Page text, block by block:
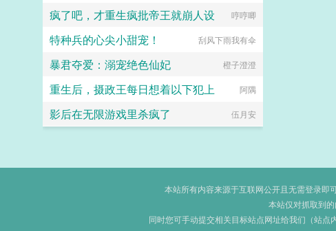
疯了吧，才重生疯批帝王就崩人设 哼哼唧
特种兵的心尖小甜宠！ 刮风下雨我有伞
暴君夺爱：溺宠绝色仙妃 橙子澄澄
重生后，摄政王每日想着以下犯上 阿隅
影后在无限游戏里杀疯了 伍月安
本站所有内容来源于互联网公开且无需登录即
本站仅对抓取到
同时您可手动提交相关目标站点网址给我们（站点